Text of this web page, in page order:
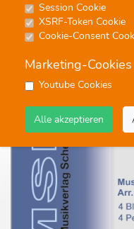
Session Cookie
XSRF-Token Cookie
Cookie-Consent
Marketing-Cookies
Youtube Cookies
Alle akzeptieren
Noten
#Blasorchester #Flexible